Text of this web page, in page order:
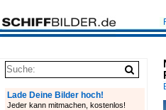
Lade Deine Bilder hoch!
Jeder kann mitmachen, kostenlos!